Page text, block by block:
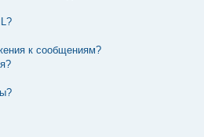
к сообщениям?